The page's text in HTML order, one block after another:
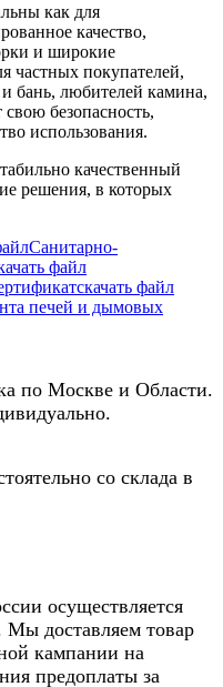
как для
качество,
и широкие
частных покупателей,
бань, любителей камина,
безопасность,
использования.
качественный
решения, в которых
Санитарно-
файл
скачать файл
печей и дымовых
по Москве и Области.
со склада в
осуществляется
Мы доставляем товар
кампании на
предоплаты за